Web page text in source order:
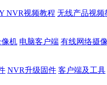
NVR视频教程 无线产品视频
机 电脑客户端 有线网络摄
NVR升级固件 客户端及工具